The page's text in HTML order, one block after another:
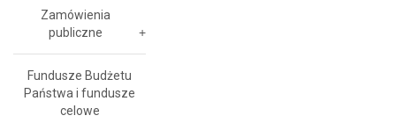
Zamówienia
publiczne
Fundusze Budżetu
Państwa i fundusze
celowe